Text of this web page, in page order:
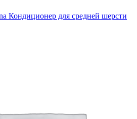
Кондиционер для средней шерсти